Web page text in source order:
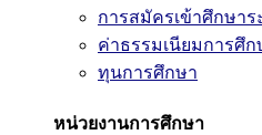
การสมัครเข้าศึกษา
ค่าธรรมเนียมการศึก
ทุนการศึกษา
หน่วยงานการศึกษา